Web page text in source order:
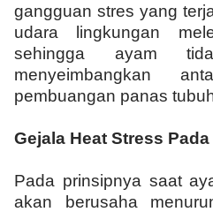
gangguan stres yang
udara lingkungan
sehingga ayam
menyeimbangkan
pembuangan panas
Gejala Heat Stress Pada
Pada prinsipnya saat
akan berusaha